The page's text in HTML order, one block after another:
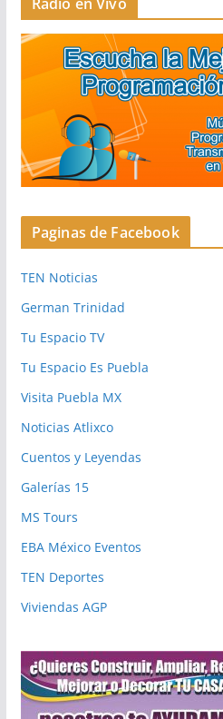
Paginas de Facebook
TEN Noticias
German Trinidad
Tu Espacio TV
Tu Espacio Es Puebla
Visita Puebla MX
Noticias Atlixco
Cuentos y Leyendas
Galerías 15
MS Tours
EBA México Eventos
TEN Deportes
Viviendas AGP